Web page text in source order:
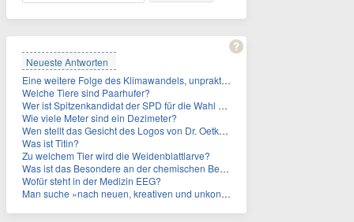
Neueste Antworten
Eine weitere Folge des Klimawandels, unpraktisch für Urlauber: Wo fehlt mittlerweile sogar das Trinkwasser?
Welche Tiere sind Paarhufer?
Wer ist Spitzenkandidat der SPD für die Wahl zum Berliner Abgeordnetenhaus im September 2026?
Wie viele Meter sind ein Dezimeter?
Wen stellt das Gesicht des Logos von Dr. Oetker dar?
Was ist Titin?
Zu welchem Tier wird die Weidenblattlarve?
Was ist das Besondere an der chemischen Bezeichnung für Titin?
Wofür steht in der Medizin EEG?
Man suche »nach neuen, kreativen und unkonventionellen« Ideen im Umgang mit dem Iran, schrieb das US-Militär. An wen?